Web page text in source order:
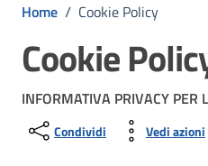
Home / Cookie Policy
Cookie
INFORMATIVA PRIVACY PER
Condividi Vedi azioni